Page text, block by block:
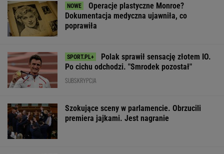
Operacje plastyczne Monroe?
Dokumentacja medyczna ujawniła, co
poprawiła
Polak sprawił sensację złotem IO.
Po cichu odchodzi. "Smrodek pozostał"
SUBSKRYPCJA
Szokujące sceny w parlamencie. Obrzucili
premiera jajkami. Jest nagranie